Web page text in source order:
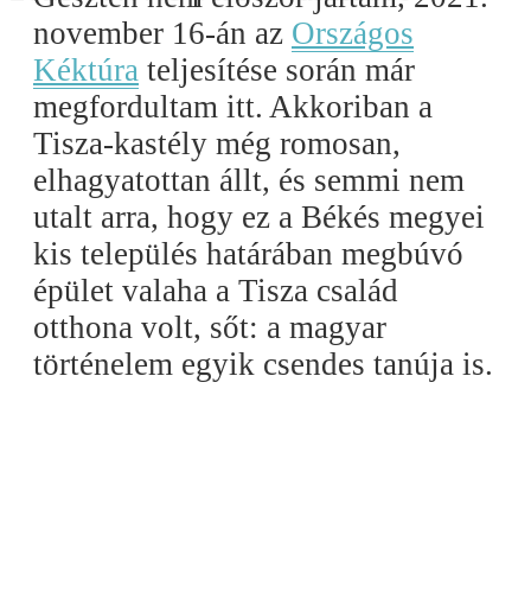
november 16-án az Országos
Kéktúra teljesítése során már
megfordultam itt. Akkoriban a
Tisza-kastély még romosan,
elhagyatottan állt, és semmi nem
utalt arra, hogy ez a Békés megyei
kis település határában megbúvó
épület valaha a Tisza család
otthona volt, sőt: a magyar
történelem egyik csendes tanúja is.